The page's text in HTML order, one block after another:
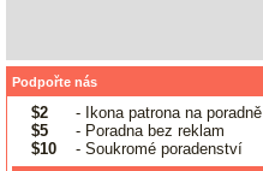
Podpořte nás
$2
- Ikona patrona na poradně
$5
- Poradna bez reklam
$10
- Soukromé poradenství